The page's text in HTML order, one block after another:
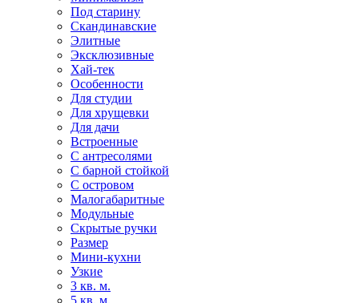
Под старину
Скандинавские
Элитные
Эксклюзивные
Хай-тек
Особенности
Для студии
Для хрущевки
Для дачи
Встроенные
С антресолями
С барной стойкой
С островом
Малогабаритные
Модульные
Скрытые ручки
Размер
Мини-кухни
Узкие
3 кв. м.
5 кв. м.